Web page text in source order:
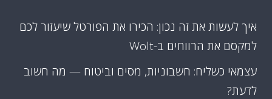
איך לעשות את זה נכון: הכירו את הפורטל שיעזור לכם
למקסם את הרווחים ב-Wolt
עצמאי כשליח: חשבוניות, מסים וביטוח — מה חשוב
לדעת?